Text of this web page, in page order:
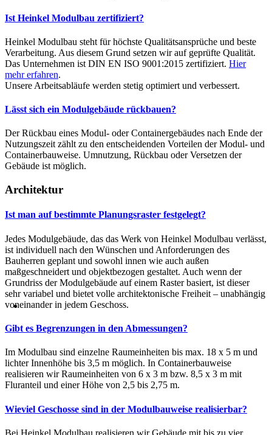
Ist Heinkel Modulbau zertifiziert?
Heinkel Modulbau steht für höchste Qualitätsansprüche und beste
Verarbeitung. Aus diesem Grund setzen wir auf geprüfte Qualität.
Das Unternehmen ist DIN EN ISO 9001:2015 zertifiziert. Hier
mehr erfahren.
Unsere Arbeitsabläufe werden stetig optimiert und verbessert.
Lässt sich ein Modulgebäude rückbauen?
Der Rückbau eines Modul- oder Containergebäudes nach Ende der
Nutzungszeit zählt zu den entscheidenden Vorteilen der Modul- und
Containerbauweise. Umnutzung, Rückbau oder Versetzen der
Gebäude ist möglich.
Architektur
Ist man auf bestimmte Planungsraster festgelegt?
Jedes Modulgebäude, das das Werk von Heinkel Modulbau verlässt,
ist individuell nach den Wünschen und Anforderungen des
Bauherren geplant und sowohl innen wie auch außen
maßgeschneidert und objektbezogen gestaltet. Auch wenn der
Grundriss der Modulgebäude auf einem Raster basiert, ist dieser
sehr variabel und bietet volle architektonische Freiheit – unabhängig
voneinander in jedem Geschoss.
Gibt es Begrenzungen in den Abmessungen?
Im Modulbau sind einzelne Raumeinheiten bis max. 18 x 5 m und
lichter Innenhöhe bis 3,5 m möglich. In Containerbauweise
realisieren wir Raumeinheiten von 6 x 3 m bzw. 8,5 x 3 m mit
Fluranteil und einer Höhe von 2,5 bis 2,75 m.
Wieviel Geschosse sind in der Modulbauweise realisierbar?
Bei Heinkel Modulbau realisieren wir Gebäude mit bis zu vier